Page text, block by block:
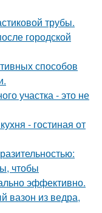
трубы.
городской
способов
участка - это не
- гостиная от
чтобы
эффективно.
вазон из ведра,